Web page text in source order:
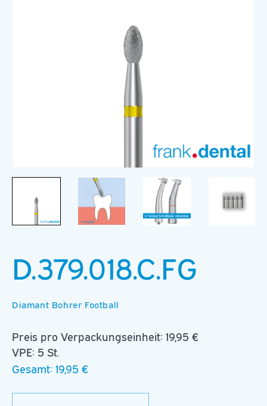
1
D.379.018.C.FG
Diamant Bohrer Football
Preis pro Verpackungseinheit: 19,95 €
VPE: 5 St.
Gesamt: 19,95 €